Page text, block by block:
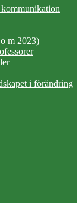
kommunikation
m 2023)
i förändring